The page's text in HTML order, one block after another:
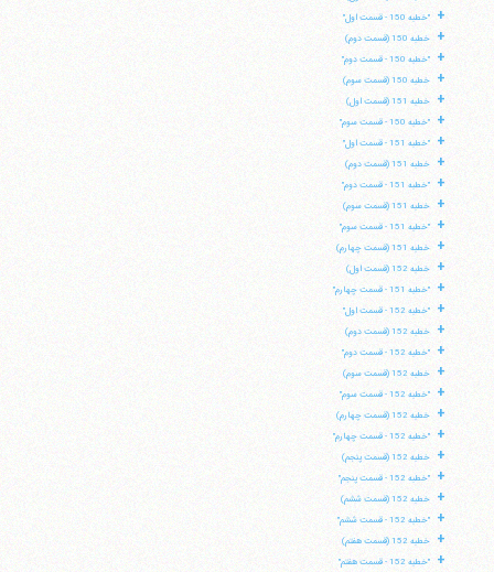
+ "خطبه 150 - قسمت اول"
+ خطبه 150 (قسمت دوم)
+ "خطبه 150 - قسمت دوم"
+ خطبه 150 (قسمت سوم)
+ خطبه 151 (قسمت اول)
+ "خطبه 150 - قسمت سوم"
+ "خطبه 151 - قسمت اول"
+ خطبه 151 (قسمت دوم)
+ "خطبه 151 - قسمت دوم"
+ خطبه 151 (قسمت سوم)
+ "خطبه 151 - قسمت سوم"
+ خطبه 151 (قسمت چهارم)
+ خطبه 152 (قسمت اول)
+ "خطبه 151 - قسمت چهارم"
+ "خطبه 152 - قسمت اول"
+ خطبه 152 (قسمت دوم)
+ "خطبه 152 - قسمت دوم"
+ خطبه 152 (قسمت سوم)
+ "خطبه 152 - قسمت سوم"
+ خطبه 152 (قسمت چهارم)
+ "خطبه 152 - قسمت چهارم"
+ خطبه 152 (قسمت پنجم)
+ "خطبه 152 - قسمت پنجم"
+ خطبه 152 (قسمت ششم)
+ "خطبه 152 - قسمت ششم"
+ خطبه 152 (قسمت هفتم)
+ "خطبه 152 - قسمت هفتم"